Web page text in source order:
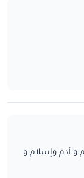
و آدم وإسلام و